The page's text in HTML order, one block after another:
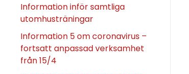
Information inför samtliga
utomhusträningar
Information 5 om coronavirus –
fortsatt anpassad verksamhet
från 15/4